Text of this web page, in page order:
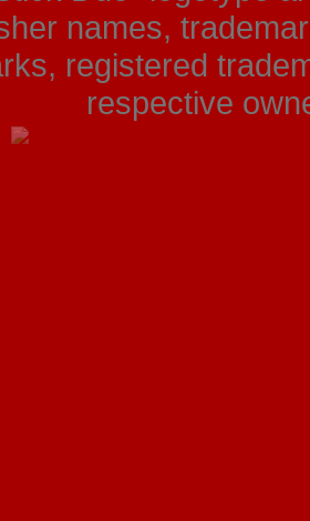
names,
registered
respective